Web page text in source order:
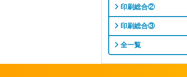
印刷総合②
印刷総合③
全一覧